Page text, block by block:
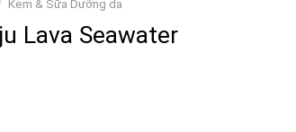
Kem & Sữa Dưỡng da
Lava Seawater